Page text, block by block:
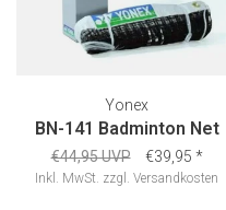
Yonex
BN-141 Badminton Net
€44,95 UVP €39,95 *
Inkl. MwSt. zzgl. Versandkosten